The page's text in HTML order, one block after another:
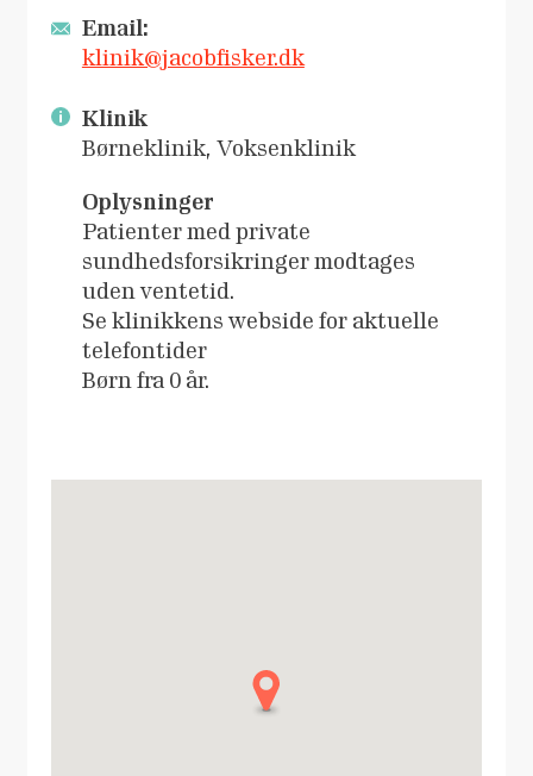
Email:
klinik@jacobfisker.dk
Klinik
Børneklinik, Voksenklinik
Oplysninger
Patienter med private
sundhedsforsikringer modtages
uden ventetid.
Se klinikkens webside for aktuelle
telefontider
Børn fra 0 år.